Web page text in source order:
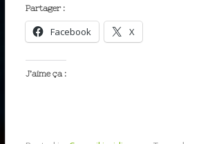
Partager :
Facebook X
J’aime ça :